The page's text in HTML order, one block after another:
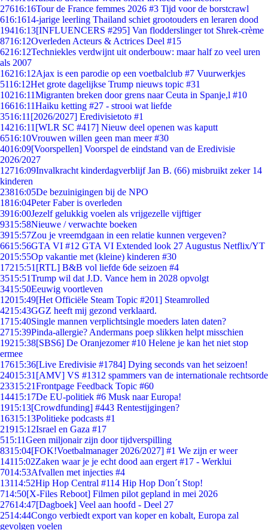
27616:16Tour de France femmes 2026 #3 Tijd voor de borstcrawl
616:1614-jarige leerling Thailand schiet grootouders en leraren dood
19416:13[INFLUENCERS #295] Van flodderslinger tot Shrek-crème
8716:12Overleden Acteurs & Actrices Deel #15
6216:12Techniekles verdwijnt uit onderbouw: maar half zo veel uren
als 2007
16216:12Ajax is een parodie op een voetbalclub #7 Vuurwerkjes
5116:12Het grote dagelijkse Trump nieuws topic #31
10216:11Migranten breken door grens naar Ceuta in Spanje,l #10
16616:11Haiku ketting #27 - strooi wat liefde
3516:11 [2026/2027] Eredivisietoto #1
14216:11 [WLR SC #417] Nieuw deel openen was kaputt
6516:10Vrouwen willen geen man meer #30
4016:09[Voorspellen] Voorspel de eindstand van de Eredivisie
2026/2027
12716:09Invalkracht kinderdagverblijf Jan B. (66) misbruikt zeker 14
kinderen
23816:05De bezuinigingen bij de NPO
1816:04Peter Faber is overleden
3916:00Jezelf gelukkig voelen als vrijgezelle vijftiger
9315:58Nieuwe / verwachte boeken
3915:57Zou je vreemdgaan in een relatie kunnen vergeven?
6615:56GTA VI #12 GTA VI Extended look 27 Augustus Netflix/YT
2015:55Op vakantie met (kleine) kinderen #30
17215:51 [RTL] B&B vol liefde 6de seizoen #4
3515:51Trump wil dat J.D. Vance hem in 2028 opvolgt
3415:50Eeuwig voortleven
12015:49[Het Officiële Steam Topic #201] Steamrolled
4215:43GGZ heeft mij gezond verklaard.
1715:40Single mannen verplichtsingle moeders laten daten?
2715:39Pinda-allergie? Andermans poep slikken helpt misschien
19215:38[SBS6] De Oranjezomer #10 Helene je kan het niet stop
ermee
17615:36[Live Eredivisie #1784] Dying seconds van het seizoen!
24015:31 [AMV] VS #1312 spammers van de internationale rechtsorde
23315:21Frontpage Feedback Topic #60
14415:17De EU-politiek #6 Musk naar Europa!
1915:13[Crowdfunding] #443 Rentestijgingen?
16315:13Politieke podcasts #1
21915:12Israel en Gaza #17
515:11Geen miljonair zijn door tijdverspilling
8315:04[FOK!Voetbalmanager 2026/2027] #1 We zijn er weer
14115:02Zaken waar je je echt dood aan ergert #17 - Werklui
7014:53Afvallen met injecties #4
13114:52Hip Hop Central #114 Hip Hop Don´t Stop!
714:50[X-Files Reboot] Filmen pilot gepland in mei 2026
27614:47[Dagboek] Veel aan hoofd - Deel 27
2514:44Congo verbiedt export van koper en kobalt, Europa zal
gevolgen voelen